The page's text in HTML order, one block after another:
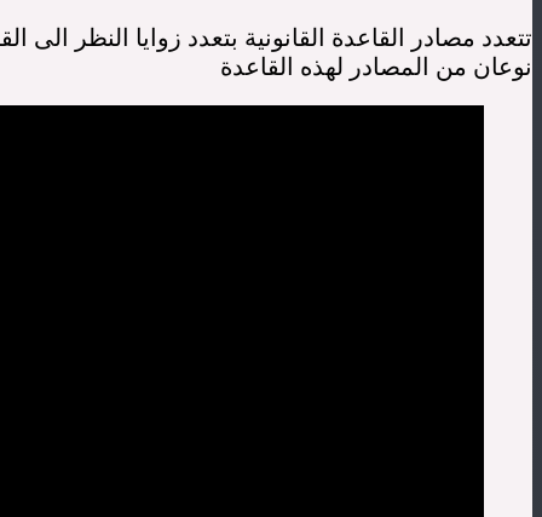
تتعدد مصادر القاعدة القانونية بتعدد زوايا النظر الى
نوعان من المصادر لهذه القاعدة